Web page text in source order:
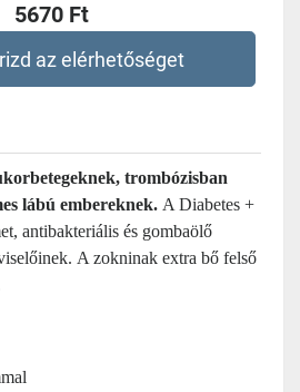
5670 Ft
az elérhetőséget
trombózisban
lábú embereknek. A Diabetes +
antibakteriális és gombaölő
A zokninak extra bő felső